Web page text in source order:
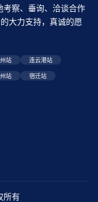
考察、垂询、洽谈合作
大力支持，真诚的愿
站 连云港站
站 宿迁站
所有